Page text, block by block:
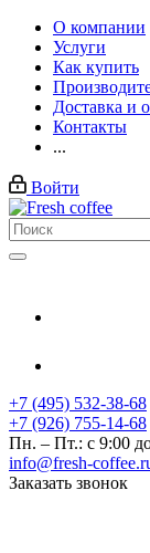
О компании
Услуги
Как купить
Доставка и
Контакты
...
Войти
+7 (495) 532-38-68
+7 (926) 755-14-68
Пн. – Пт.: с 9:00
info@fresh-
Заказать звонок